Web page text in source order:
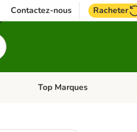
Contactez-nous Racheter
Oiseau
Dérouler les catégories: Cheval
Top Marques